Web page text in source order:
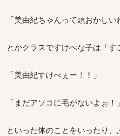
「美由紀ちゃんって頭おかしい
とかクラスですけべな子は「す
「美由紀すけべぇー！！」
「まだアソコに毛がないよぉ！」
といった体のことをいったり